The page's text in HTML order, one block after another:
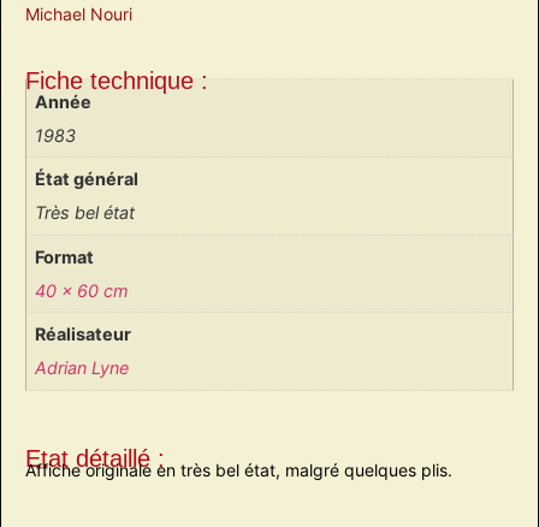
Michael Nouri
Fiche technique :
Année
1983
État général
Très bel état
Format
40 x 60 cm
Réalisateur
Adrian Lyne
Etat détaillé :
Affiche originale en très bel état, malgré quelques plis.